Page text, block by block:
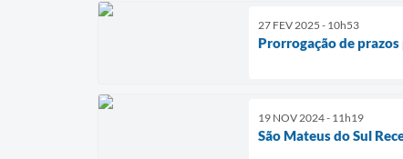
27 FEV 2025 - 10h53
Prorrogação de
19 NOV 2024 - 11h19
São Mateus do Sul